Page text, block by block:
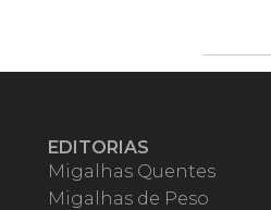
EDITORIAS
Migalhas Quentes
Migalhas de Peso